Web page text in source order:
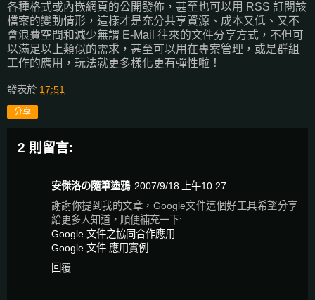
各種格式或內嵌網頁的公開發佈，甚至也可以用 RSS 訂閱該
檔案的變動情形，這樣才是充分共享資源、成本又低、又不
會浪費空間和減少無謂 E-Mail 往來的文件分享方式，不但可
以滿足以上類似的需求，甚至可以用在專案管理，或是群組
工作的應用，玩法就更多樣化更有彈性啦！
發表於 17:51
分享
2 則留言:
安傑洛の隨筆塗鴉 2007/9/18 上午10:27
謝謝你提到我的文章，Google文件這個好工具希望分享
給更多人知道，順便補充一下:
Google 文件之協同合作應用
Google 文件 應用實例
回覆